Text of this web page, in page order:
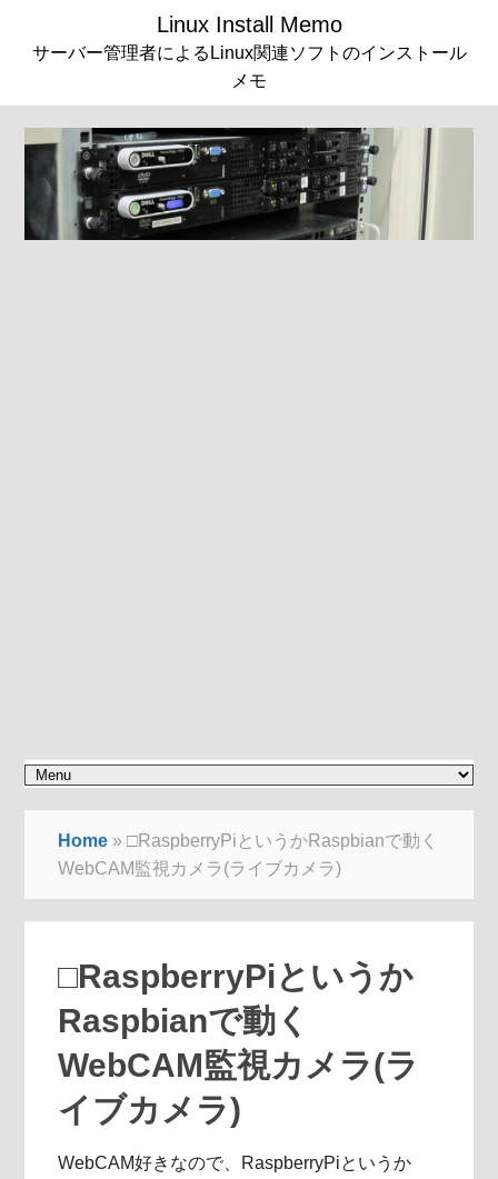
Linux Install Memo
サーバー管理者によるLinux関連ソフトのインストール
メモ
Home »□RaspberryPiというかRaspbianで動く
WebCAM監視カメラ(ライブカメラ)
□RaspberryPiというか
Raspbianで動く
WebCAM監視カメラ(ラ
イブカメラ)
WebCAM好きなので、RaspberryPiというか